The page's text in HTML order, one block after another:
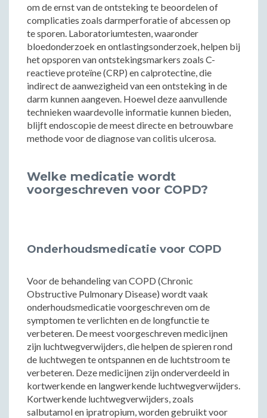
om de ernst van de ontsteking te beoordelen of
complicaties zoals darmperforatie of abcessen op
te sporen. Laboratoriumtesten, waaronder
bloedonderzoek en ontlastingsonderzoek, helpen bij
het opsporen van ontstekingsmarkers zoals C-
reactieve proteïne (CRP) en calprotectine, die
indirect de aanwezigheid van een ontsteking in de
darm kunnen aangeven. Hoewel deze aanvullende
technieken waardevolle informatie kunnen bieden,
blijft endoscopie de meest directe en betrouwbare
methode voor de diagnose van colitis ulcerosa.
Welke medicatie wordt
voorgeschreven voor COPD?
Onderhoudsmedicatie voor COPD
Voor de behandeling van COPD (Chronic
Obstructive Pulmonary Disease) wordt vaak
onderhoudsmedicatie voorgeschreven om de
symptomen te verlichten en de longfunctie te
verbeteren. De meest voorgeschreven medicijnen
zijn luchtwegverwijders, die helpen de spieren rond
de luchtwegen te ontspannen en de luchtstroom te
verbeteren. Deze medicijnen zijn onderverdeeld in
kortwerkende en langwerkende luchtwegverwijders.
Kortwerkende luchtwegverwijders, zoals
salbutamol en ipratropium, worden gebruikt voor